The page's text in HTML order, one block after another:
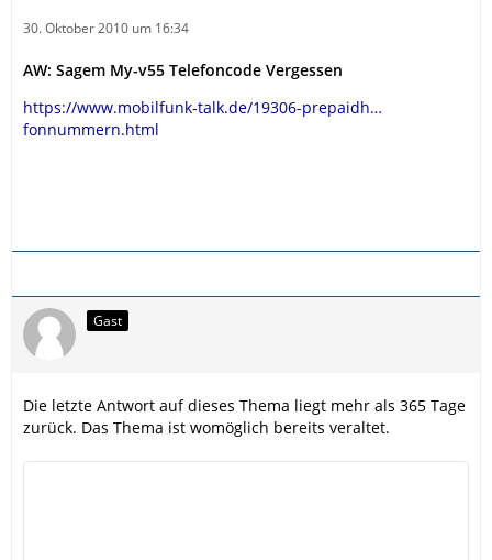
30. Oktober 2010 um 16:34
AW: Sagem My-v55 Telefoncode Vergessen
https://www.mobilfunk-talk.de/19306-prepaidh…
fonnummern.html
Gast
Die letzte Antwort auf dieses Thema liegt mehr als 365 Tage
zurück. Das Thema ist womöglich bereits veraltet.